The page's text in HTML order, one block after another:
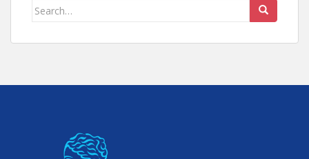
Search